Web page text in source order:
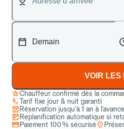
VOIR LES
Chauffeur confirmé dès la
Tarif fixe jour & nuit garanti
Réservation jusqu’à 1 an à l’avance
Replanification automatique si
Paiement 100 % sécurisé